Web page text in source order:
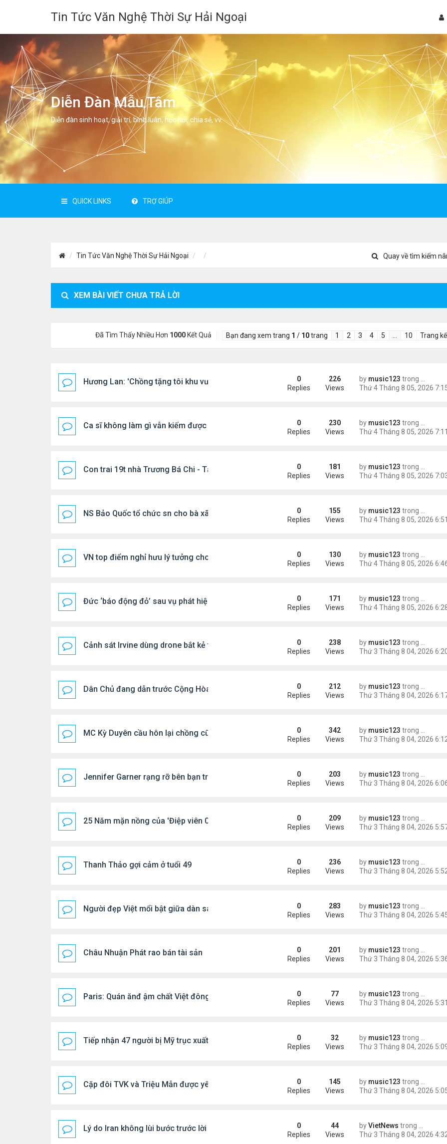
Tin Tức Văn Nghệ Thời Sự Hải Ngoại
Diễn Đàn Mẫu Tâm
Diễn đàn sinh hoạt, giải trí, bình luân, học hỏi, chia sẻ, vv.
QUICK LINKS TRỢ GIÚP
Tin Tức Văn Nghệ Thời Sự Hải Ngoại Quay về tìm kiếm
XEM BÀI VIẾT CHƯA TRẢ LỜI
Đã Tìm Thấy Nhiều Hơn 1000Kết Quả Bạn đang xem trang 1 / 10trang 1 2 3 4 5 10 Trang
Hương Lan: 'Chồng tặng tôi khu vườn tình yêu' by music123 trong
Tin
0
Replies
226
Views
Ca sĩ không làm gì vẫn kiếm được 400 triệu đồng/tháng by music123 trong
Tin
0
Replies
230
Views
Con trai 19t nhà Trương Bá Chi - Tạ Đình Phong by music123 trong
0
Replies
181
Views
NS Bảo Quốc tổ chức sn cho bà xã by music123 trong
0
Replies
155
Views
VN top điểm nghỉ hưu lý tưởng cho người Mỹ by music123 trong
0
Replies
130
Views
Đức ‘báo động đỏ’ sau vụ phát hiện UAV mang chất nổ ở sân bay by music123 trong
0
Replies
171
Views
Cảnh sát Irvine dùng drone bắt kẻ trộm trong Walmart by music123 trong
0
Replies
238
Views
Dân Chủ đang dẫn trước Cộng Hòa trong các cuộc thăm dò dư luận by music123 trong
0
Replies
212
Views
MC Kỳ Duyên cầu hôn lại chồng cũ by music123 trong
0
Replies
342
Views
Jennifer Garner rạng rỡ bên bạn trai kém 6 tuổi by music123 trong
0
Replies
203
Views
25 Năm mặn nồng của 'Điệp viên 007' by music123 trong
0
Replies
209
Views
Thanh Thảo gợi cảm ở tuổi 49 by music123 trong
0
Replies
236
Views
Người đẹp Việt mổi bật giữa dàn sao châu Á by music123 trong
0
Replies
283
Views
Châu Nhuận Phát rao bán tài sản by music123 trong
0
Replies
201
Views
Paris: Quán ănđ ậm chất Việt đông kín khách chờ by music123 trong
0
Replies
77
Views
Tiếp nhận 47 người bị Mỹ trục xuất, Công an khuyến cáo by music123 trong
0
Replies
32
Views
Cặp đôi TVK và Triệu Mẫn được yêu thích nhất by music123 trong
0
Replies
145
Views
Lý do Iran không lùi bước trước lời đe dọa của ông Trump byVietNews trong
0
Replies
44
Views